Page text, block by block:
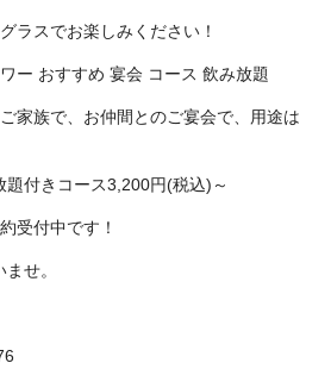
ラスでお楽しみください！
ー おすすめ 宴会 コース 飲み放題
家族で、お仲間とのご宴会で、用途は
付きコース3,200円(税込)～
受付中です！
せ。